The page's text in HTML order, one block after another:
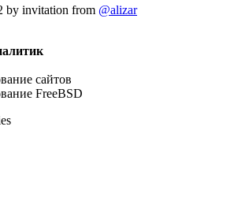
by invitation from @alizar
сайтов
FreeBSD